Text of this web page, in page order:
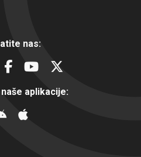
nas:
aplikacije: